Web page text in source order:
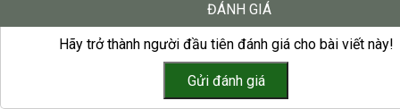
ĐÁNH GIÁ
Hãy trở thành người đầu tiên đánh giá cho bài viết này!